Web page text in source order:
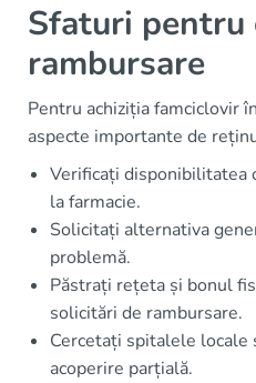
Sfaturi pentru
rambursare
Pentru achiziția famciclovir
aspecte importante de
Verificați disponibilitatea
la farmacie.
Solicitați alternativa
problemă.
Păstrați rețeta și bonul
solicitări de rambursare.
Cercetați spitalele locale
acoperire parțială.